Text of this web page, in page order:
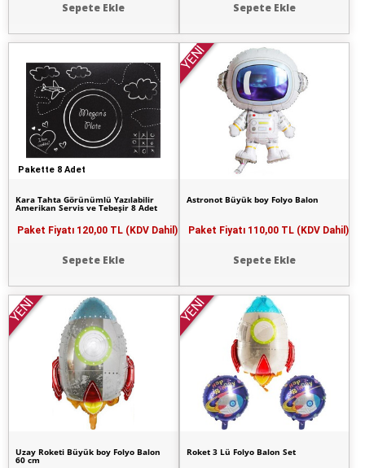
Sepete Ekle Sepete Ekle
Pakette 8 Adet
Kara Tahta Görünümlü Yazılabilir
Amerikan Servis ve Tebeşir 8 Adet
Paket Fiyatı 120,00 TL (KDV Dahil)
Sepete Ekle
YENİ
Astronot Büyük boy Folyo Balon
Paket Fiyatı 110,00 TL (KDV Dahil)
Sepete Ekle
YENİ
Uzay Roketi Büyük boy Folyo Balon
60 cm
YENİ
Roket 3 Lü Folyo Balon Set